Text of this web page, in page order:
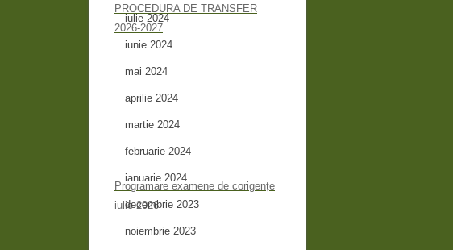
PROCEDURA DE TRANSFER
2026-2027
Programare examene de corigențe
iulie 2026
iulie 2024
iunie 2024
mai 2024
aprilie 2024
martie 2024
februarie 2024
ianuarie 2024
decembrie 2023
noiembrie 2023